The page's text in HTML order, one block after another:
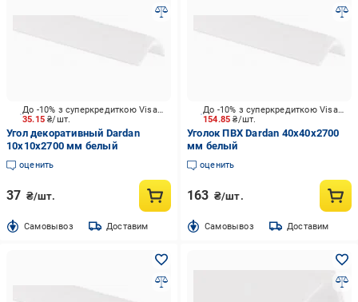
35.15₴/шт.
До -10% з суперкредиткою Visa Вигода
Угол декоративный Dardan
10х10х2700 мм белый
оценить
37 ₴/шт.
Cамовывоз Доставим
154.85₴/шт.
До -10% з суперкредиткою Visa Вигода
Уголок ПВХ Dardan 40х40х2700
мм белый
оценить
163 ₴/шт.
Cамовывоз Доставим